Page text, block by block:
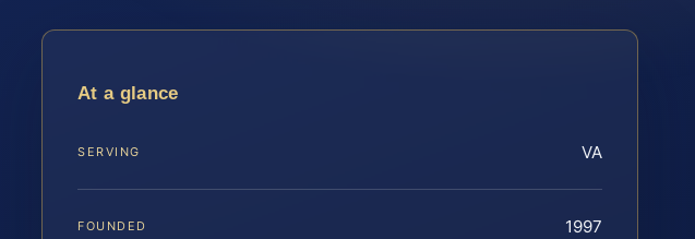
At a glance
SERVING VA
FOUNDED 1997